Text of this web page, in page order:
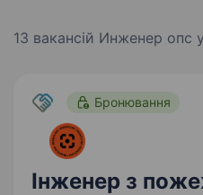
13 вакансій Инженер опс
Бронювання
Інженер з